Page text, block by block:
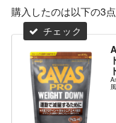
購入したのは以下の3